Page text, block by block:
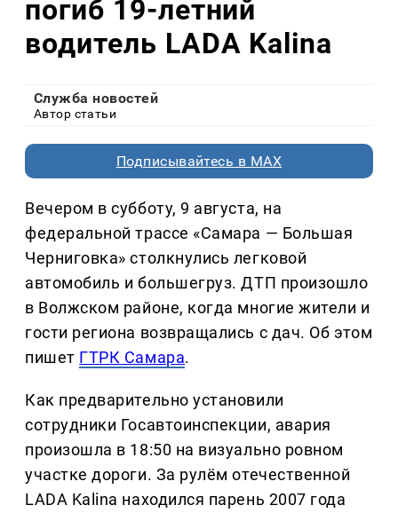
погиб 19-летний
водитель LADA Kalina
Служба новостей
Автор статьи
Подписывайтесь в MAX
Вечером в субботу, 9 августа, на
федеральной трассе «Самара — Большая
Черниговка» столкнулись легковой
автомобиль и большегруз. ДТП произошло
в Волжском районе, когда многие жители и
гости региона возвращались с дач. Об этом
пишет ГТРК Самара.
Как предварительно установили
сотрудники Госавтоинспекции, авария
произошла в 18:50 на визуально ровном
участке дороги. За рулём отечественной
LADA Kalina находился парень 2007 года